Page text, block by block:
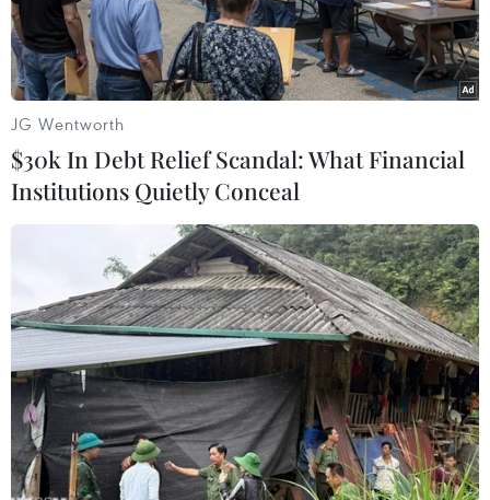
Nam.
Quách Thị Lan thi đấu bán kết nội dung 400m chạy rào ở
Olympic Tokyo 2020 ngày 2/8. (Ảnh: FBNV)
Quách Thị Lan là gương mặt nữ vận động viên
không còn xa lạ với những người yêu thích thể
JG Wentworth
$30k In Debt Relief Scandal: What Financial
Institutions Quietly Conceal